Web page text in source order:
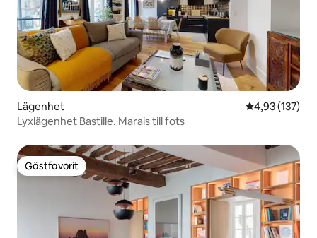
Lägenhet 4,93 av 5 i
4,93 (137)
Lyxlägenhet Bastille. Marais till fots
Gästfavorit
Gästfavorit